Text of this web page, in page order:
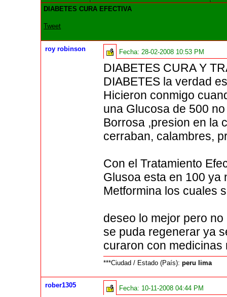
DIABETES CURA EFECTIVA
Tweet
roy robinson Fecha:28-02-2008 10:53 PM
DIABETES CURA Y
DIABETES la verdad
Hicieron conmigo
una Glucosa de 500
Borrosa ,presion en la
cerraban, calambres,
Con el Tratamiento
Glusoa esta en 100 ya
Metformina los cuales
deseo lo mejor pero
se puda regenerar ya
curaron con medicinas
***Ciudad / Estado (País):peru lima
rober1305 Fecha: 10-11-2008 04:44 PM